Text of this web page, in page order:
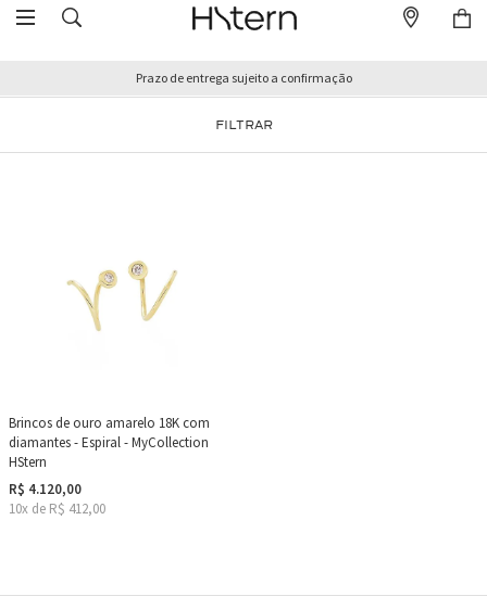
Prazo de entrega sujeito a confirmação
FILTRAR
Brincos de ouro amarelo 18K com
diamantes - Espiral - MyCollection
HStern
R$ 4.120,00
10x de R$ 412,00